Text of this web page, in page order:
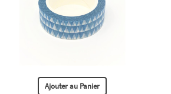
Ajouter au Panier